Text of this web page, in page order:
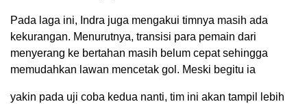
Pada laga ini, Indra juga mengakui timnya masih ada
kekurangan. Menurutnya, transisi para pemain dari
menyerang ke bertahan masih belum cepat sehingga
memudahkan lawan mencetak gol. Meski begitu ia
yakin pada uji coba kedua nanti, tim ini akan tampil lebih